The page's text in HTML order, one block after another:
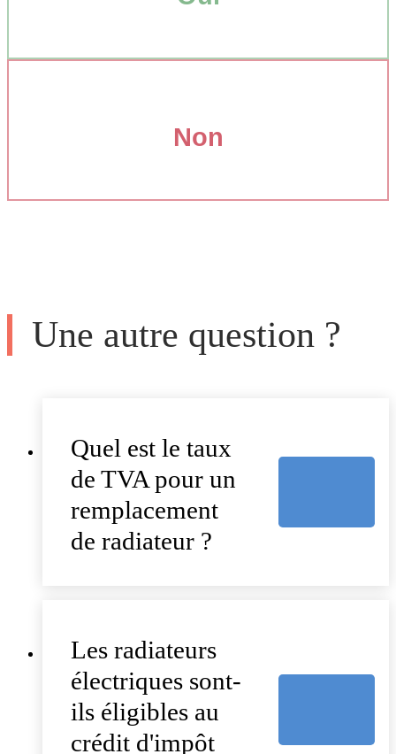
Non
Une autre question ?
Quel est le taux
de TVA pour un
remplacement
de radiateur ?
Les radiateurs
électriques sont-
ils éligibles au
crédit d'impôt